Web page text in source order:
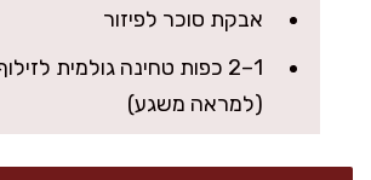
אבקת סוכר לפיזור
1–2 כפות טחינה גולמית
(למראה משגע)